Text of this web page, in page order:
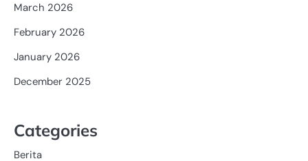
March 2026
February 2026
January 2026
December 2025
Categories
Berita